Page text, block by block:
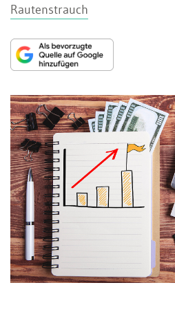
Rautenstrauch